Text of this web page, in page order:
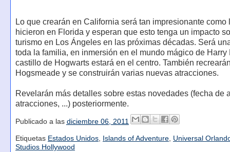
Lo que crearán en California será tan impresionante como
hicieron en Florida y esperan que esto tenga un impacto
turismo en Los Ángeles en las próximas décadas. Será
toda la familia, en inmersión en el mundo mágico de Harry
castillo de Hogwarts estará en el centro. También
Hogsmeade y se construirán varias nuevas atracciones.
Revelarán más detalles sobre estas novedades (fecha de
atracciones, ...) posteriormente.
Publicado a las diciembre 06, 2011
Etiquetas Estados Unidos, Islands of Adventure, Universal
Studios Hollywood